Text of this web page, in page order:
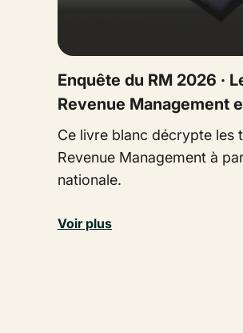
Enquête du RM 2026 ·
Revenue Management
Ce livre blanc décrypte les
Revenue Management à
nationale.
Voir plus